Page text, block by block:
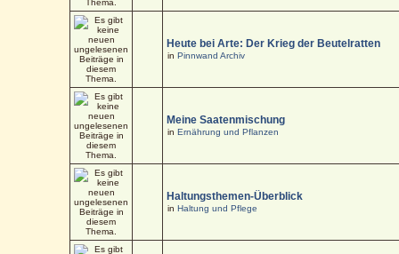
Heute bei Arte: Der Krieg der Beutelratten
inPinnwand Archiv
Meine Saatenmischung
inErnährung und Pflanzen
Haltungsthemen-Überblick
inHaltung und Pflege